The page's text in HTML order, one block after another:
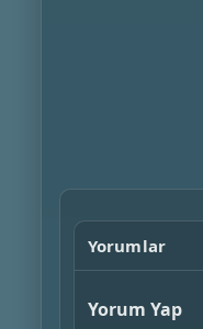
Yorumlar
Yorum Yap